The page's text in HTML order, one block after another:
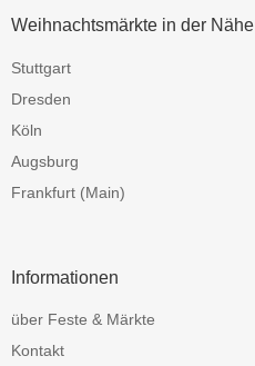
Weihnachtsmärkte in der Nähe
Stuttgart
Dresden
Köln
Augsburg
Frankfurt (Main)
Informationen
über Feste & Märkte
Kontakt